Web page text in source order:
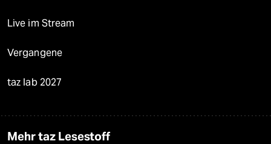
Live im Stream
Vergangene
taz lab 2027
Mehr taz Lesestoff